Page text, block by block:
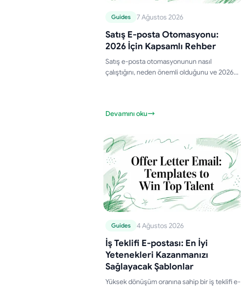
Guides 7 Ağustos 2026
Satış E-posta Otomasyonu:
2026 İçin Kapsamlı Rehber
Satış e-posta otomasyonunun nasıl
çalıştığını, neden önemli olduğunu ve 2026
Devamını oku
Guides 4 Ağustos 2026
İş Teklifi E-postası: En İyi
Yetenekleri Kazanmanızı
Sağlayacak Şablonlar
Yüksek dönüşüm oranına sahip bir iş teklifi e-